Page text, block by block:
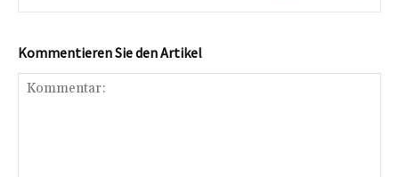
Kommentieren Sie den Artikel